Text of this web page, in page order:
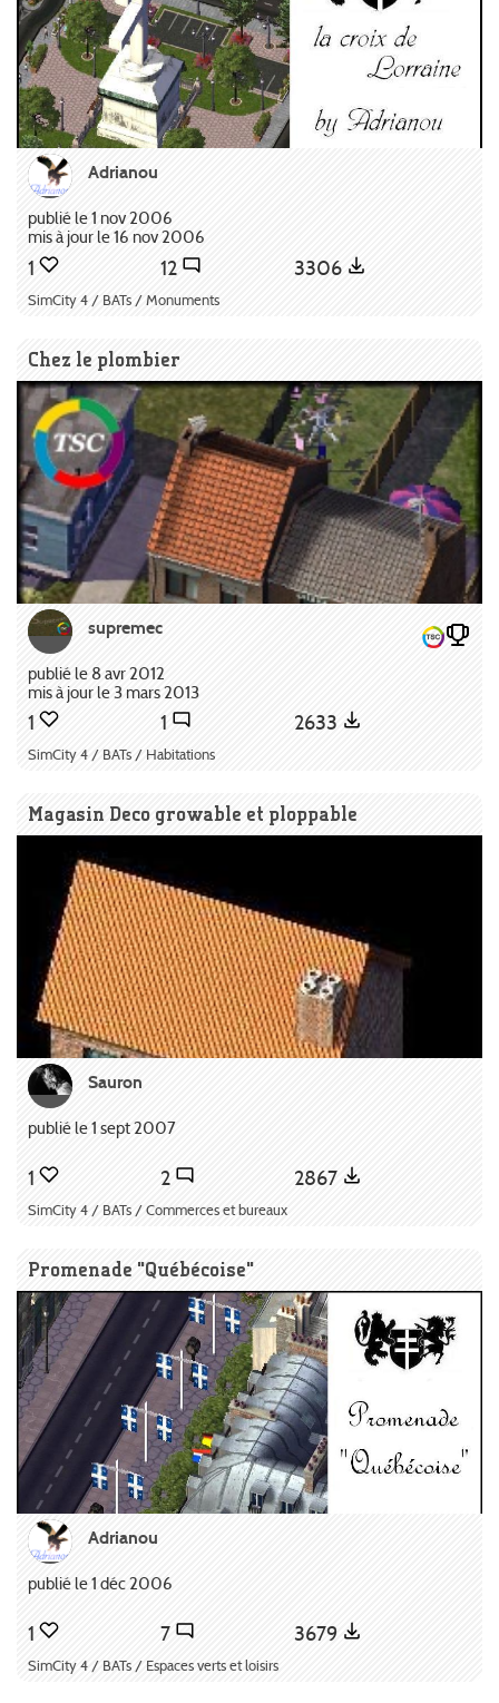
Adrianou
publié le 1 nov 2006
mis à jour le 16 nov 2006
1 12 3306
SimCity 4 / BATs / Monuments
Chez le plombier
supremec
publié le 8 avr 2012
mis à jour le 3 mars 2013
1 1 2633
SimCity 4 / BATs / Habitations
Magasin Deco growable et ploppable
Sauron
publié le 1 sept 2007
1 2 2867
SimCity 4 / BATs / Commerces et bureaux
Promenade "Québécoise"
Adrianou
publié le 1 déc 2006
1 7 3679
SimCity 4 / BATs / Espaces verts et loisirs